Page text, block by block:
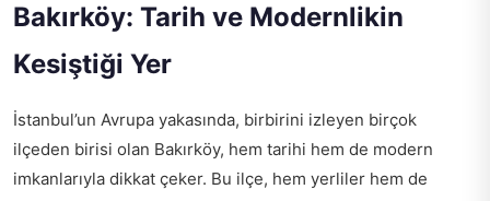
Bakırköy: Tarih ve Modernlikin
Kesiştiği Yer
İstanbul’un Avrupa yakasında, birbirini izleyen birçok
ilçeden birisi olan Bakırköy, hem tarihi hem de modern
imkanlarıyla dikkat çeker. Bu ilçe, hem yerliler hem de